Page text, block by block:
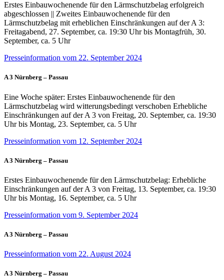
Erstes Einbauwochenende für den Lärmschutzbelag erfolgreich
abgeschlossen || Zweites Einbauwochenende für den
Lärmschutzbelag mit erheblichen Einschränkungen auf der A 3:
Freitagabend, 27. September, ca. 19:30 Uhr bis Montagfrüh, 30.
September, ca. 5 Uhr
Presseinformation vom 22. September 2024
A 3 Nürnberg – Passau
Eine Woche später: Erstes Einbauwochenende für den
Lärmschutzbelag wird witterungsbedingt verschoben Erhebliche
Einschränkungen auf der A 3 von Freitag, 20. September, ca. 19:30
Uhr bis Montag, 23. September, ca. 5 Uhr
Presseinformation vom 12. September 2024
A 3 Nürnberg – Passau
Erstes Einbauwochenende für den Lärmschutzbelag: Erhebliche
Einschränkungen auf der A 3 von Freitag, 13. September, ca. 19:30
Uhr bis Montag, 16. September, ca. 5 Uhr
Presseinformation vom 9. September 2024
A 3 Nürnberg – Passau
Presseinformation vom 22. August 2024
A 3 Nürnberg – Passau